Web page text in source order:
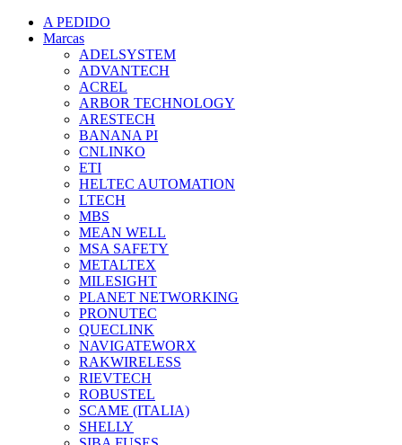
A PEDIDO
Marcas
ADELSYSTEM
ADVANTECH
ACREL
ARBOR TECHNOLOGY
ARESTECH
BANANA PI
CNLINKO
ETI
HELTEC AUTOMATION
LTECH
MBS
MEAN WELL
MSA SAFETY
METALTEX
MILESIGHT
PLANET NETWORKING
PRONUTEC
QUECLINK
NAVIGATEWORX
RAKWIRELESS
RIEVTECH
ROBUSTEL
SCAME (ITALIA)
SHELLY